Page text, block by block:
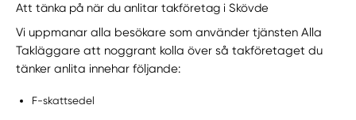
Att tänka på när du anlitar takföretag i Skövde
Vi uppmanar alla besökare som använder tjänsten Alla
Takläggare att noggrant kolla över så takföretaget du
tänker anlita innehar följande:
F-skattsedel